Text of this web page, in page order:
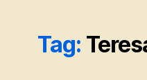
Tag: